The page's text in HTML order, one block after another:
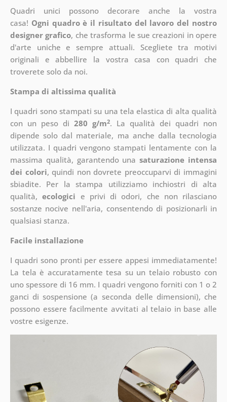
Quadri unici possono decorare anche la vostra
casa! Ogni quadro è il risultato del lavoro del nostro
designer grafico, chetrasforma le sue creazioni in opere
d'arte uniche e sempre attuali. Scegliete tra motivi
originali e abbellire la vostra casa con quadri che
troverete solo da noi.
Stampa di altissima qualità
I quadri sono stampati su una tela elastica di alta qualità
con un peso di 280 g/m2. La qualità dei quadri non
dipende solo dal materiale, ma anche dalla tecnologia
utilizzata. I quadri vengono stampati lentamente con la
massima qualità, garantendo unasaturazione intensa
dei colori, quindi non dovrete preoccuparvi di immagini
sbiadite. Per la stampa utilizziamo inchiostri di alta
qualità,ecologici e privi di odori, che non rilasciano
sostanze nocive nell'aria, consentendo di posizionarli in
qualsiasi stanza.
Facile installazione
I quadri sono pronti per essere appesi immediatamente!
La tela è accuratamente tesa su un telaio robusto con
uno spessore di 16 mm. I quadri vengono forniti con 1 o 2
ganci di sospensione (a seconda delle dimensioni), che
possono essere facilmente avvitati al telaio in base alle
vostre esigenze.